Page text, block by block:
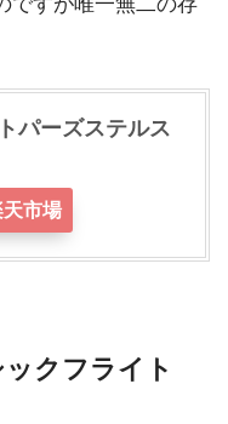
パーズステルス
天市場
クフライト